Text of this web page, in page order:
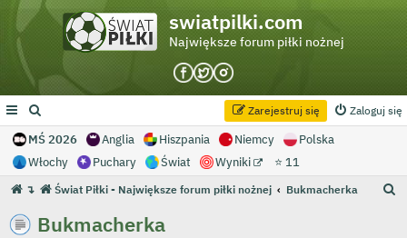
swiatpilki.com
Największe forum piłki nożnej
Zaloguj się
Zarejestruj się
MŚ 2026 Anglia Hiszpania Niemcy
Polska
Włochy
Puchary Świat Wyniki ⭐ 11
↴ Świat Piłki - Największe forum piłki nożnej Bukmacherka
Bukmacherka